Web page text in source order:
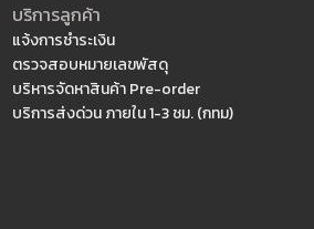
บริการลูกค้า
แจ้งการชำระเงิน
ตรวจสอบหมายเลขพัสดุ
บริหารจัดหาสินค้า Pre-order
บริการส่งด่วน ภายใน 1-3 ชม. (กทม)